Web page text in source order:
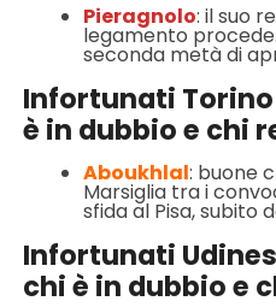
Pieragnolo: il suo
legamento
seconda metà di
Infortunati
è in dubbio e chi
Aboukhlal: buone
Marsiglia tra i
sfida al Pisa, subito
Infortunati
chi è in dubbio e